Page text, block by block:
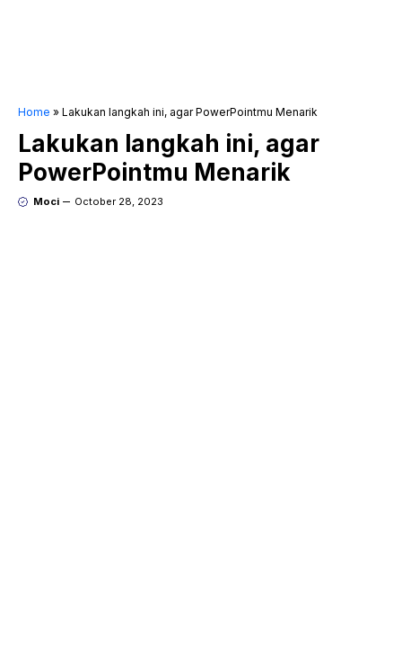
Home » Lakukan langkah ini, agar PowerPointmu Menarik
Lakukan langkah ini, agar
PowerPointmu Menarik
Moci October 28, 2023